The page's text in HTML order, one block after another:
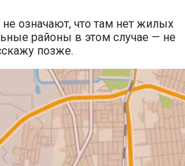
означают, что там нет жилых
районы в этом случае — не
позже.